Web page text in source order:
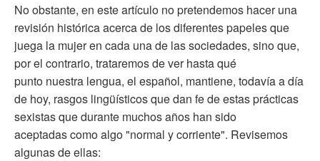
No obstante, en este artículo no pretendemos hacer una
revisión histórica acerca de los diferentes papeles que
juega la mujer en cada una de las sociedades, sino que,
por el contrario, trataremos de ver hasta qué
punto nuestra lengua, el español, mantiene, todavía a día
de hoy, rasgos lingüísticos que dan fe de estas prácticas
sexistas que durante muchos años han sido
aceptadas como algo "normal y corriente". Revisemos
algunas de ellas: